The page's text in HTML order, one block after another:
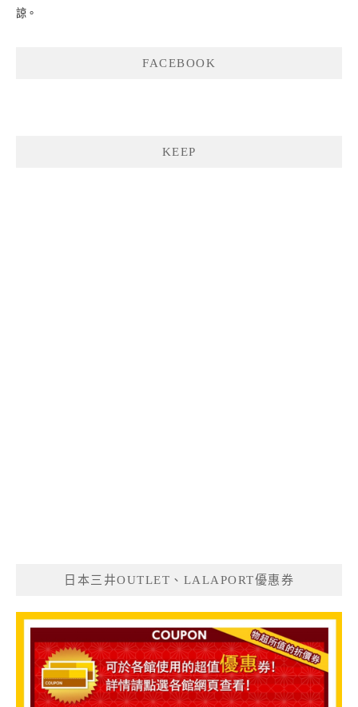
諒。
FACEBOOK
KEEP
日本三井OUTLET、LALAPORT優惠券